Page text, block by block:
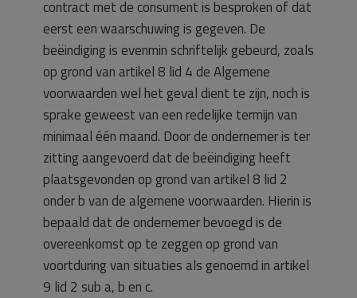
contract met de consument is besproken of dat
eerst een waarschuwing is gegeven. De
beëindiging is evenmin schriftelijk gebeurd, zoals
op grond van artikel 8 lid 4 de Algemene
voorwaarden wel het geval dient te zijn, noch is
sprake geweest van een redelijke termijn van
minimaal één maand. Door de ondernemer is ter
zitting aangevoerd dat de beëindiging heeft
plaatsgevonden op grond van artikel 8 lid 2
onder b van de algemene voorwaarden. Hierin is
bepaald dat de ondernemer bevoegd is de
overeenkomst op te zeggen op grond van
voortduring van situaties als genoemd in artikel
9 lid 2 sub a, b en c.